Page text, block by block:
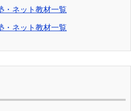
・ネット教材一覧
・ネット教材一覧